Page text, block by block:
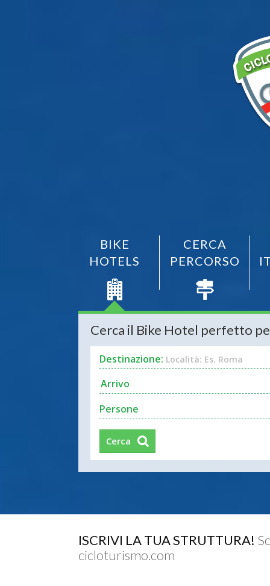
BIKE
HOTELS
CERCA
PERCORSO
Cerca il Bike Hotel perfetto
Destinazione: Località: Es. Roma
Persone
Cerca
ISCRIVI LA TUA STRUTTURA!
cicloturismo.com